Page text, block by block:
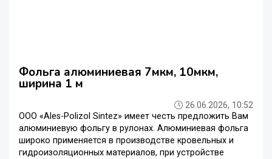
Фольга алюминиевая 7мкм, 10мкм,
ширина 1 м
26.06.2026, 10:52
ООО «Ales-Polizol Sintez» имеет честь предложить Вам
алюминиевую фольгу в рулонах. Алюминиевая фольга
широко применяется в производстве кровельных и
гидроизоляционных материалов, при устройстве